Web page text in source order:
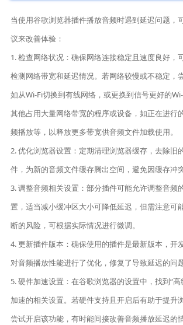
当使用谷歌浏览器插件播放音频时遇到延迟问题，
议来改善体验：
1. 检查网络状况：确保网络连接稳定且速度良好，
检测网络带宽和延迟情况。若网络较慢或不稳定，
如从Wi-Fi切换到有线网络，或更换到信号更好的
其他占用大量网络带宽的程序或设备，如正在进行
频播放等，以释放更多带宽供音频文件加载使用。
2. 优化浏览器设置：定期清理浏览器缓存，去除旧
件，为新的音频文件缓存腾出空间，避免因缓存冲
3. 调整音频相关设置：部分插件可能允许调整音频
置，适当减小缓冲区大小可降低延迟，但需注意可
断的风险，可根据实际情况进行微调。
4. 更新插件版本：确保使用的插件是最新版本，开
对音频播放性能进行了优化，修复了导致延迟的问题
5. 硬件加速设置：在谷歌浏览器的设置中，找到“
加速的相关设置。若硬件支持且开启后有助于提升
尝试开启该功能，有时能间接改善音频播放延迟的情